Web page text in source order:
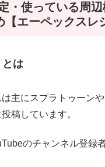
・使っている周
エーペックスレ
は
主にスプラトゥーン
稿しています。
のチャンネル登録